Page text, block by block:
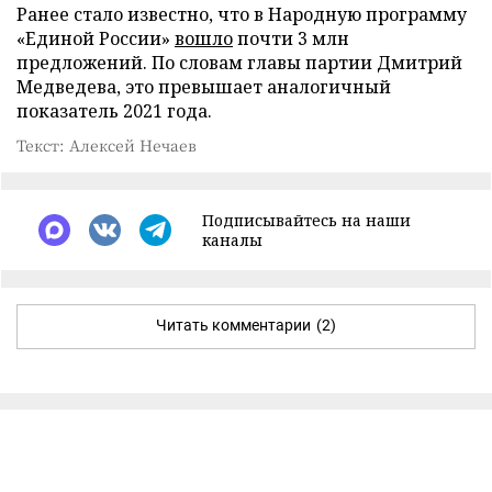
Ранее стало известно, что в Народную программу
«Единой России» вошлопочти 3 млн
предложений. По словам главы партии Дмитрий
Медведева, это превышает аналогичный
показатель 2021 года.
Текст: Алексей Нечаев
Подписывайтесь на наши
каналы
Читать комментарии (2)